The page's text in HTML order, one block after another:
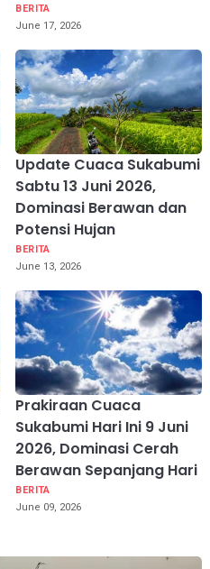
BERITA
June 17, 2026
Update Cuaca Sukabumi
Sabtu 13 Juni 2026,
Dominasi Berawan dan
Potensi Hujan
BERITA
June 13, 2026
Prakiraan Cuaca
Sukabumi Hari Ini 9 Juni
2026, Dominasi Cerah
Berawan Sepanjang Hari
BERITA
June 09, 2026